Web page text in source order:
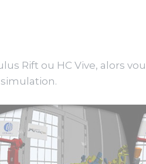
Rift ou HC Vive, alors